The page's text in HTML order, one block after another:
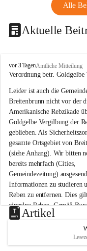
Alle
Aktuelle
B
r
i
t
e
n
b
r
u
n
n
a
m
N
e
u
s
d
vor 3 TagenAmtliche Mitteilung
Verordnung betr. Goldgelbe
Leider ist auch die
Breitenbrunn nicht vor der
Amerikanische Rebzikade
Goldgelbe Vergilbung der
geblieben. Als
gesamte Ortsgebiet von
(siehe Anhang). Wir bitten
bereits mehrfach (Cities,
Gemeindezeitung)
Informationen zu studieren
Reben zu entfernen. Dies
einzelne Reben. Gemäß
Weinbaugesetz sind nicht
unzulässige Weingärten zu
helfen wir zusammen um
vor den prognostizierten
Artikel